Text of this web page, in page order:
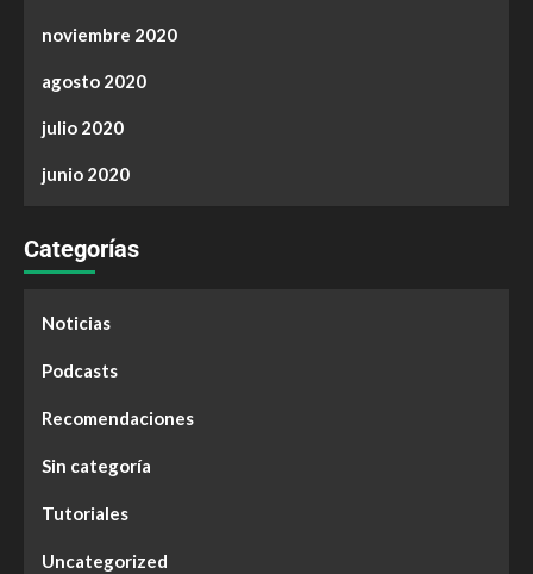
noviembre 2020
agosto 2020
julio 2020
junio 2020
Categorías
Noticias
Podcasts
Recomendaciones
Sin categoría
Tutoriales
Uncategorized